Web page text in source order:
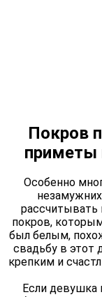
Покров
приметы
Особенно
покров,
был белым,
свадьбу в этот
крепким и
Если девушка